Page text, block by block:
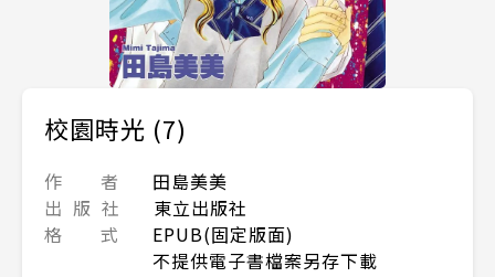
校園時光 (7)
作 者
田島美美
出 版 社
東立出版社
格 式
EPUB(固定版面)
不提供電子書檔案另存下載